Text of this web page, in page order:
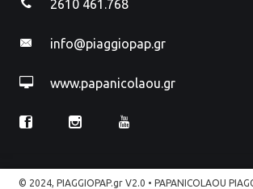
2610 461.768
info@piaggiopap.gr
www.papanicolaou.gr
© 2024, PIAGGIOPAP.gr V2.0 • PAPANICOLAOU